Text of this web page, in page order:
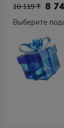
10 119 ₸ 8
Выберите